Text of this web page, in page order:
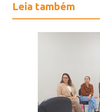
Leia também